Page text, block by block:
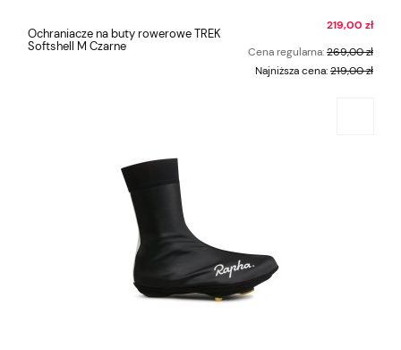
Ochraniacze na buty rowerowe TREK
Softshell M Czarne
219,00 zł
Cena regularna:269,00 zł
Najniższa cena:219,00 zł